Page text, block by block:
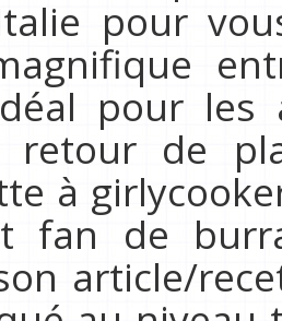
pour
pour les
retour de
à
fan de
article/